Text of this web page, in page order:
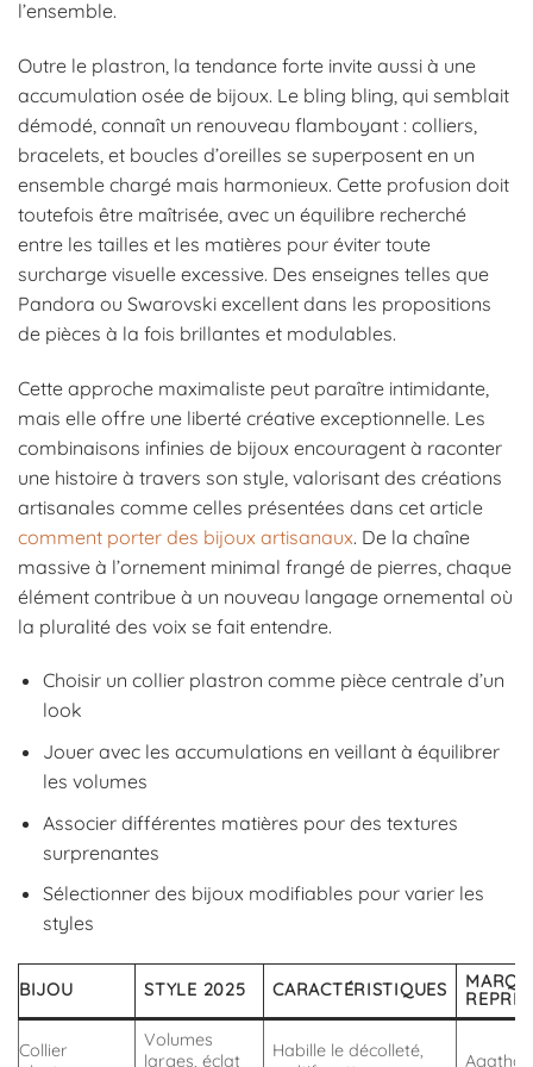
l’ensemble.
Outre le plastron, la tendance forte invite aussi à une
accumulation osée de bijoux. Le bling bling, qui semblait
démodé, connaît un renouveau flamboyant : colliers,
bracelets, et boucles d’oreilles se superposent en un
ensemble chargé mais harmonieux. Cette profusion doit
toutefois être maîtrisée, avec un équilibre recherché
entre les tailles et les matières pour éviter toute
surcharge visuelle excessive. Des enseignes telles que
Pandora ou Swarovski excellent dans les propositions
de pièces à la fois brillantes et modulables.
Cette approche maximaliste peut paraître intimidante,
mais elle offre une liberté créative exceptionnelle. Les
combinaisons infinies de bijoux encouragent à raconter
une histoire à travers son style, valorisant des créations
artisanales comme celles présentées dans cet article
comment porter des bijoux artisanaux. De la chaîne
massive à l’ornement minimal frangé de pierres, chaque
élément contribue à un nouveau langage ornemental où
la pluralité des voix se fait entendre.
Choisir un collier plastron comme pièce centrale d’un
look
Jouer avec les accumulations en veillant à équilibrer
les volumes
Associer différentes matières pour des textures
surprenantes
Sélectionner des bijoux modifiables pour varier les
styles
BIJOU STYLE 2025 CARACTÉRISTIQUES
Collier
Volumes
larges, éclat
Habille le décolleté,
Agatha,